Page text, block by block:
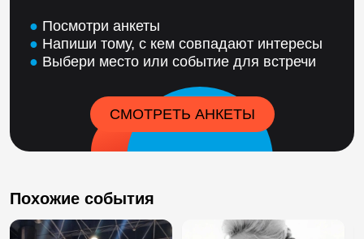
● Посмотри анкеты
● Напиши тому, с кем совпадают интересы
● Выбери место или событие для встречи
СМОТРЕТЬ АНКЕТЫ
Похожие события